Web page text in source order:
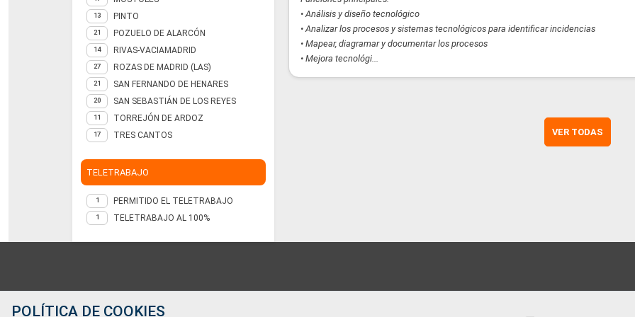
13 PINTO
21 POZUELO DE ALARCÓN
14 RIVAS-VACIAMADRID
27 ROZAS DE MADRID (LAS)
21 SAN FERNANDO DE HENARES
20 SAN SEBASTIÁN DE LOS REYES
11 TORREJÓN DE ARDOZ
17 TRES CANTOS
TELETRABAJO
1 PERMITIDO EL TELETRABAJO
1 TELETRABAJO AL 100%
• Análisis y diseño tecnológico
• Analizar los procesos y sistemas tecnológicos para identificar incidencias
• Mapear, diagramar y documentar los procesos
• Mejora tecnológi...
VER TODAS
Teléfono: 91 744 36 00;687989257
POLÍTICA DE COOKIES